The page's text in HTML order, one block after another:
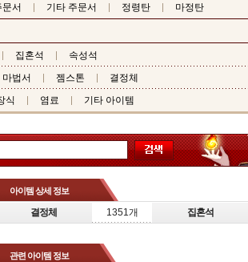
서 기타 주문서 정령탄 마정탄
집혼석
속성석
마법서 젬스톤
결정체
식 염료 기타 아이템
아이템 상세 정보
결정체 1351개 집혼석
관련 아이템 정보